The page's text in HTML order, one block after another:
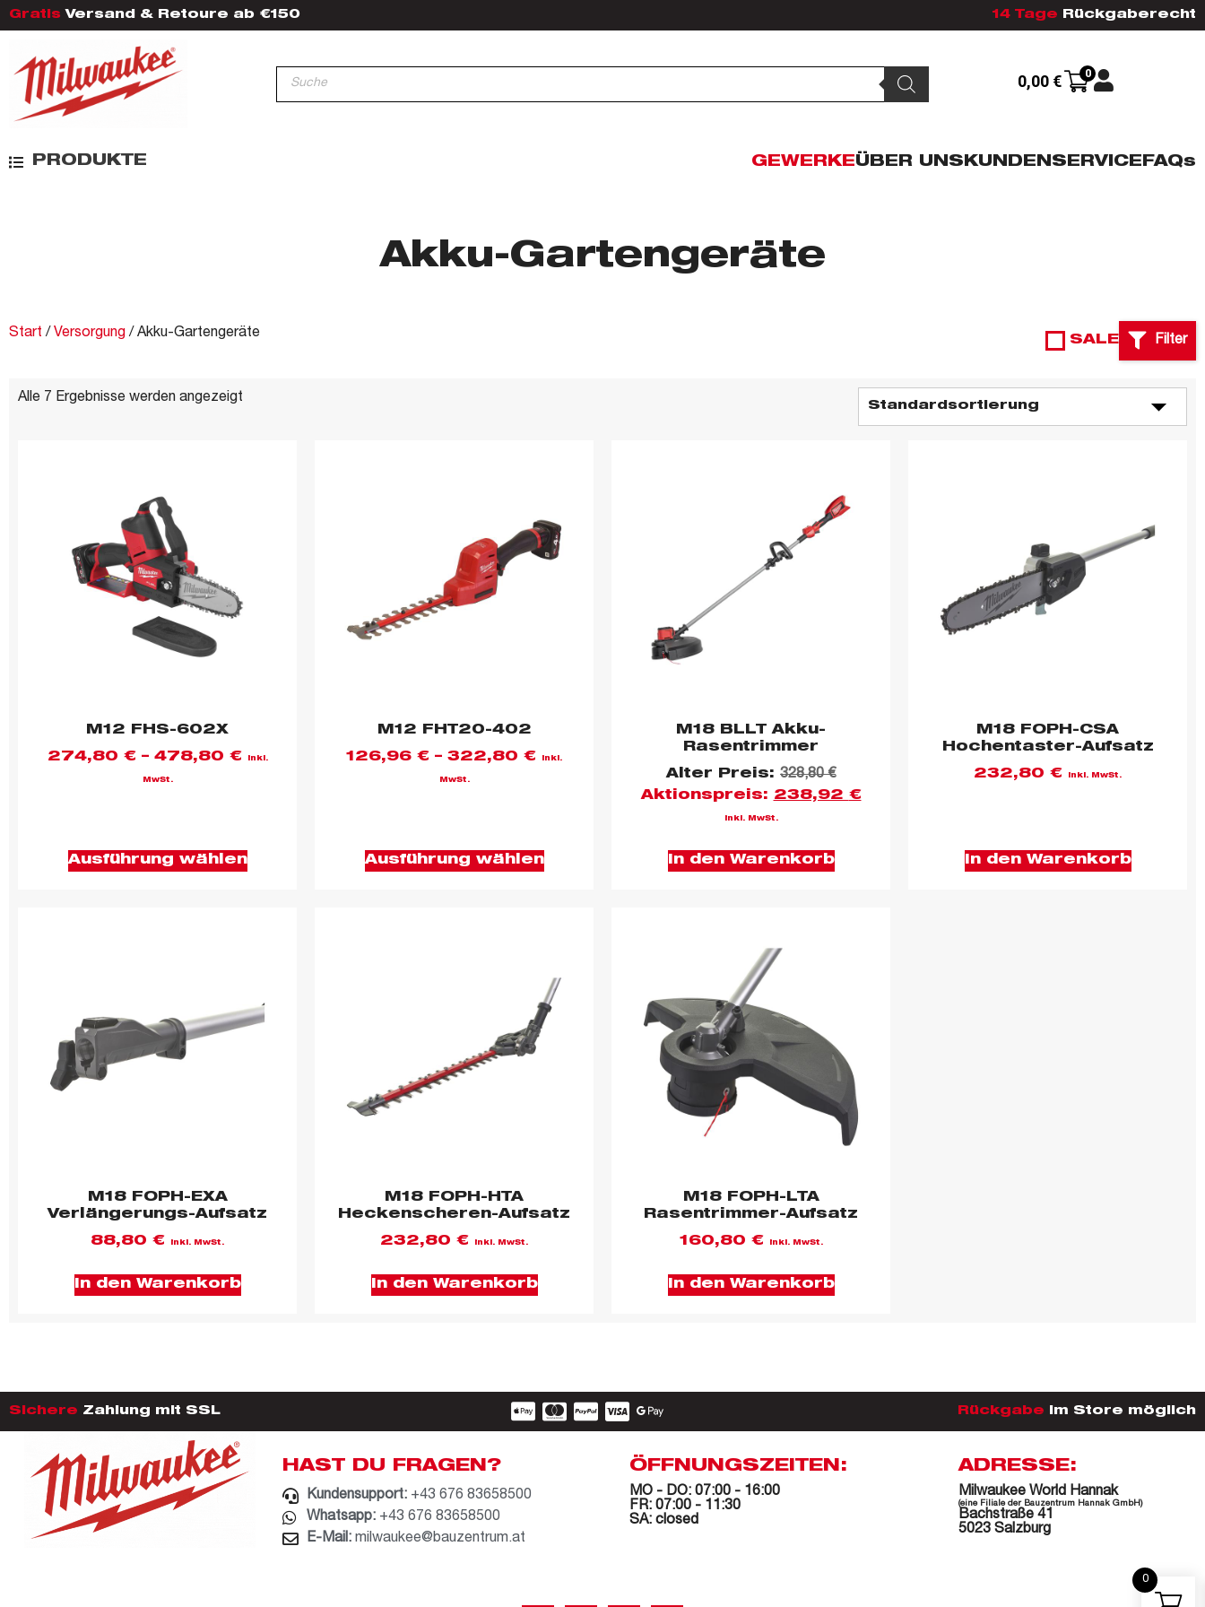
Gratis Versand & Retoure ab €150 14 Tage Rückgaberecht
0,00 € 0
PRODUKTE GEWERKEÜBER UNSKUNDENSERVICEFAQs
Akku-Gartengeräte
Start / Versorgung / Akku-Gartengeräte SALE Filter
Alle 7 Ergebnisse werden angezeigt
M12 FHS-602X
274,80 € – 478,80 € inkl.
MwSt.
Ausführung wählen
M12 FHT20-402
126,96 € – 322,80 € inkl.
MwSt.
Ausführung wählen
M18 BLLT Akku-
Rasentrimmer
Alter Preis: 328,80€
Aktionspreis: 238,92€
inkl. MwSt.
In den Warenkorb
M18 FOPH-CSA
Hochentaster-Aufsatz
232,80 € inkl. MwSt.
In den Warenkorb
M18 FOPH-EXA
Verlängerungs-Aufsatz
88,80 € inkl. MwSt.
In den Warenkorb
M18 FOPH-HTA
Heckenscheren-Aufsatz
232,80 € inkl. MwSt.
In den Warenkorb
M18 FOPH-LTA
Rasentrimmer-Aufsatz
160,80 € inkl. MwSt.
In den Warenkorb
Sichere Zahlung mit SSL Rückgabe im Store möglich
HAST DU FRAGEN?
Kundensupport: +43 676 83658500
Whatsapp: +43 676 83658500
E-Mail: milwaukee@bauzentrum.at
ÖFFNUNGSZEITEN:
MO - DO: 07:00 - 16:00
FR: 07:00 - 11:30
SA: closed
ADRESSE:
Milwaukee World Hannak
(eine Filiale der Bauzentrum Hannak GmbH)
Bachstraße 41
5023 Salzburg
0